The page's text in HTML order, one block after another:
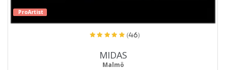
ProArtist
(46)
MIDAS
Malmö